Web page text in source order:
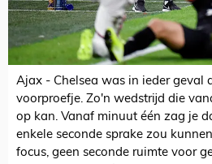
Ajax - Chelsea was in ieder geval
voorproefje. Zo'n wedstrijd die
op kan. Vanaf minuut één zag je
enkele seconde sprake zou
focus, geen seconde ruimte voor